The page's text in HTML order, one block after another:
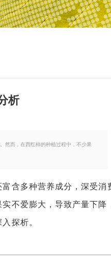
析
然而，在西红柿的种植过程中，不少果
含多种营养成分，深受消
不爱膨大，导致产量下降
探析。